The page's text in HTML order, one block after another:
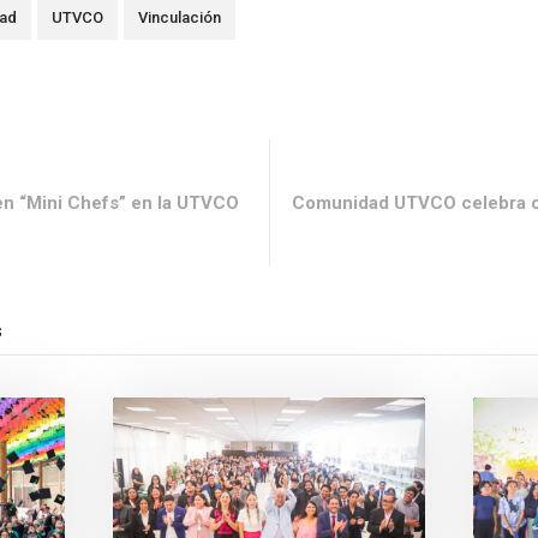
UTVCO Vinculación
“Mini Chefs” en la UTVCO Comunidad UTVCO